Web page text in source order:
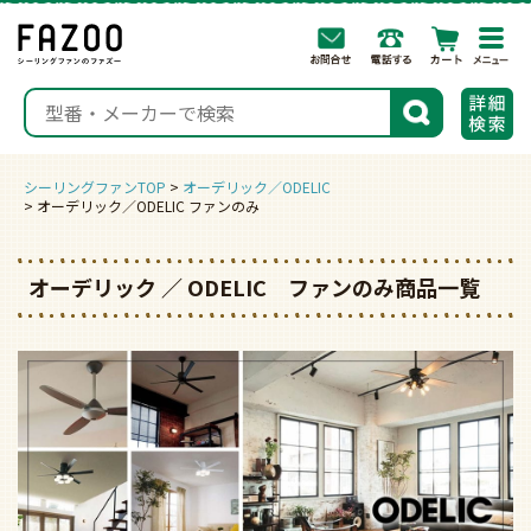
検索
シーリングファンTOP
オーデリック／ODELIC
オーデリック／ODELIC ファンのみ
オーデリック ／ ODELIC ファンのみ商品一覧